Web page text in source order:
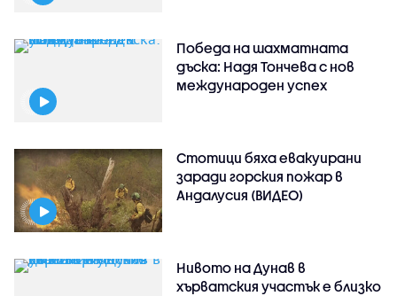
Победа на шахматната
дъска: Надя Тончева с нов
международен успех
Стотици бяха евакуирани
заради горския пожар в
Андалусия (ВИДЕО)
Нивото на Дунав в
хърватския участък е близко